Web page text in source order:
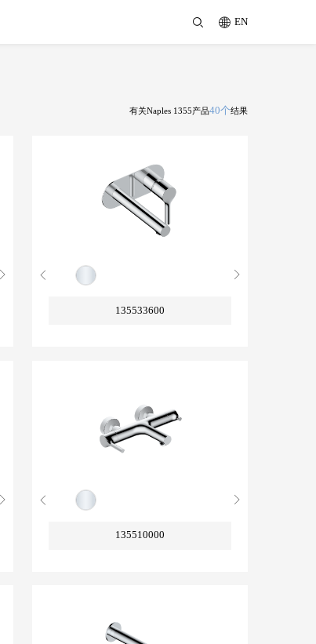
EN
有关Naples 1355产品40个结果
135533600
135510000